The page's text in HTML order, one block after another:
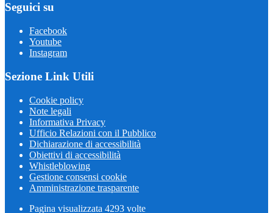
Seguici su
Facebook
Youtube
Instagram
Sezione Link Utili
Cookie policy
Note legali
Informativa Privacy
Ufficio Relazioni con il Pubblico
Dichiarazione di accessibilità
Obiettivi di accessibilità
Whistleblowing
Gestione consensi cookie
Amministrazione trasparente
Pagina visualizzata 4293 volte